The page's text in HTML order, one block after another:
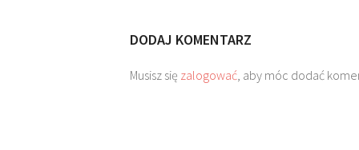
DODAJ KOMENTARZ
Musisz się zalogować, aby móc dodać